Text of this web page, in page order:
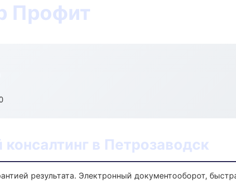
Профит
в Петрозаводск
результата. Электронный документооборот,